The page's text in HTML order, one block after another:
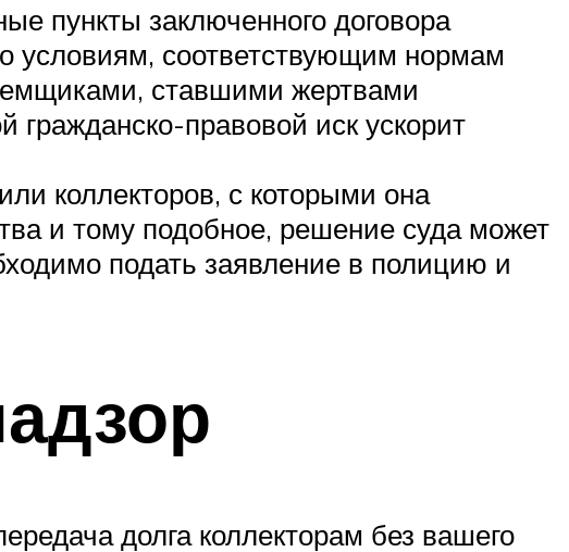
пункты заключенного договора
условиям, соответствующим нормам
ставшими жертвами
гражданско-правовой иск ускорит
коллекторов, с которыми она
и тому подобное, решение суда может
подать заявление в полицию и
долга коллекторам без вашего